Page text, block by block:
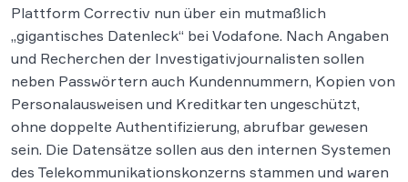
Plattform Correctiv nun über ein mutmaßlich
„gigantisches Datenleck“ bei Vodafone. Nach Angaben
und Recherchen der Investigativjournalisten sollen
neben Passwörtern auch Kundennummern, Kopien von
Personalausweisen und Kreditkarten ungeschützt,
ohne doppelte Authentifizierung, abrufbar gewesen
sein. Die Datensätze sollen aus den internen Systemen
des Telekommunikationskonzerns stammen und waren